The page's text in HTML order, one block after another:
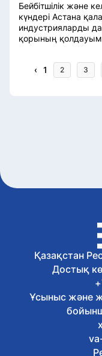
Бейбітшілік және
күндері Астана
индустрияларды
қорының
‹ 1 2 3
Қазақстан
Достық
Ұсыныс және